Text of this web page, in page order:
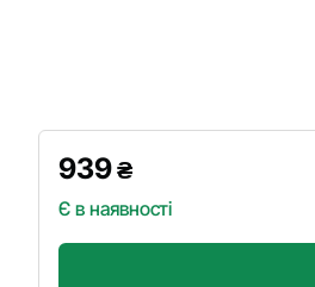
939₴
Є в наявності